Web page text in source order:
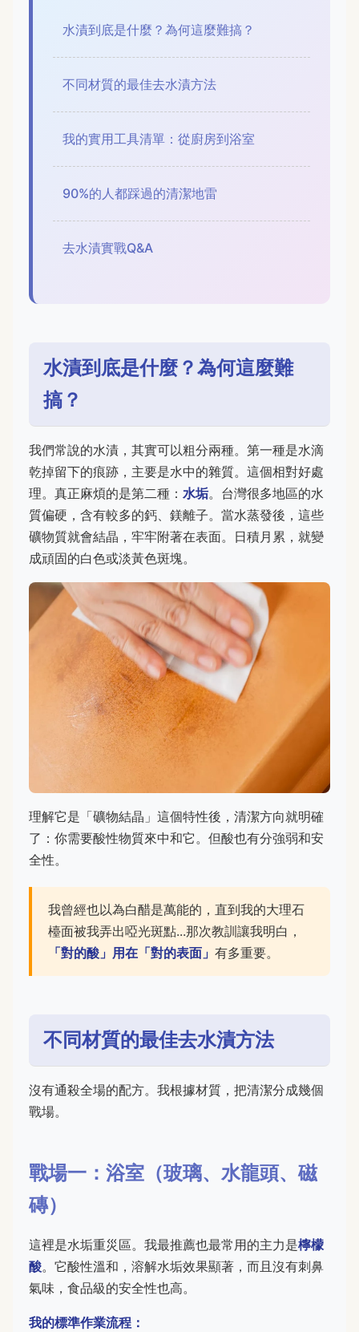
水漬到底是什麼？為何這麼難搞？
不同材質的最佳去水漬方法
我的實用工具清單：從廚房到浴室
90%的人都踩過的清潔地雷
去水漬實戰Q&A
水漬到底是什麼？為何這麼難
搞？
我們常說的水漬，其實可以粗分兩種。第一種是水滴
乾掉留下的痕跡，主要是水中的雜質。這個相對好處
理。真正麻煩的是第二種： 水垢。台灣很多地區的水
質偏硬，含有較多的鈣、鎂離子。當水蒸發後，這些
礦物質就會結晶，牢牢附著在表面。日積月累，就變
成頑固的白色或淡黃色斑塊。
理解它是「礦物結晶」這個特性後，清潔方向就明確
了：你需要酸性物質來中和它。但酸也有分強弱和安
全性。
我曾經也以為白醋是萬能的，直到我的大理石
檯面被我弄出啞光斑點...那次教訓讓我明白，
「對的酸」用在「對的表面」 有多重要。
不同材質的最佳去水漬方法
沒有通殺全場的配方。我根據材質，把清潔分成幾個
戰場。
戰場一：浴室（玻璃、水龍頭、磁
磚）
這裡是水垢重災區。我最推薦也最常用的主力是檸檬
酸。它酸性溫和，溶解水垢效果顯著，而且沒有刺鼻
氣味，食品級的安全性也高。
我的標準作業流程：